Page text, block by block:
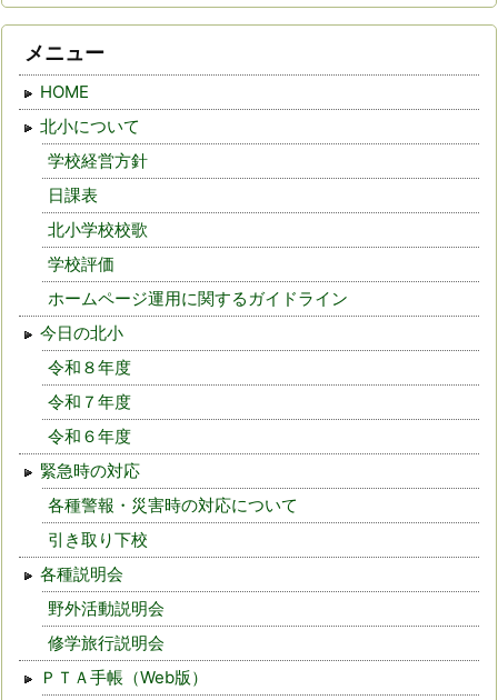
メニュー
HOME
北小について
学校経営方針
日課表
北小学校校歌
学校評価
ホームページ運用に関するガイドライン
今日の北小
令和８年度
令和７年度
令和６年度
緊急時の対応
各種警報・災害時の対応について
引き取り下校
各種説明会
野外活動説明会
修学旅行説明会
ＰＴＡ手帳（Web版）